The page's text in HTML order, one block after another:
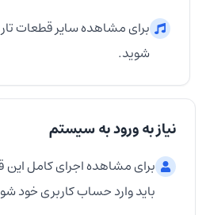
برای مشاهده سایر قطعاتتار
شوید.
نیاز به ورود به سیستم
برای مشاهده اجرای کامل
باید وارد حساب کاربری خود